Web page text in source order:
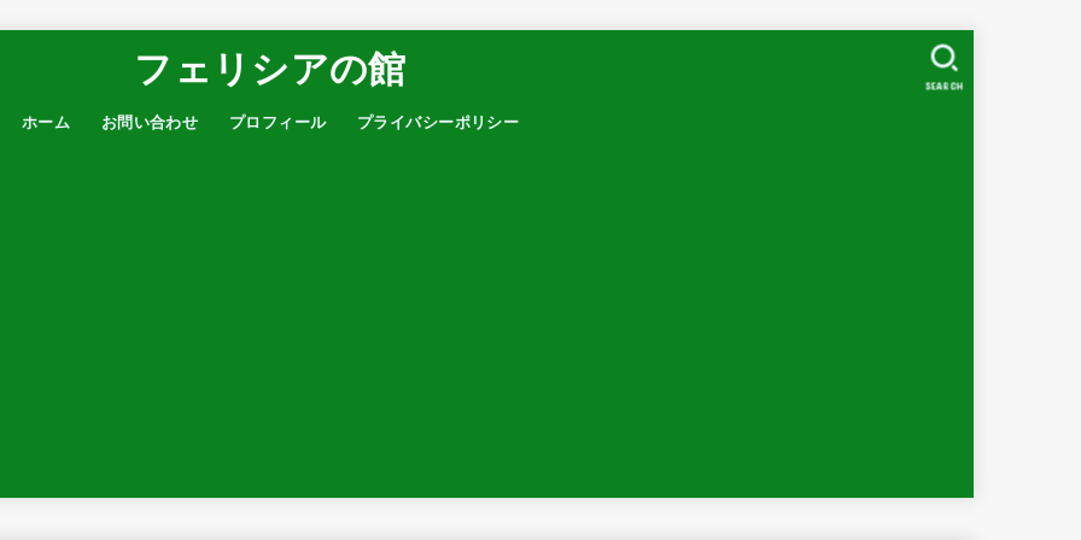
フェリシアの館
ホーム お問い合わせ プロフィール プライバシーポリシー
SEARCH